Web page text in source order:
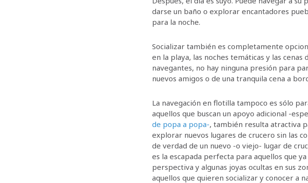
darse un baño o explorar encantadores
para la noche.
Socializar también es completamente
en la playa, las noches temáticas y las
navegantes, no hay ninguna presión para
nuevos amigos o de una tranquila cena a
La navegación en flotilla tampoco es sólo
aquellos que buscan un apoyo adicional -
de popa a popa-, también resulta atractiva
explorar nuevos lugares de crucero sin las
de verdad de un nuevo -o viejo- lugar de
es la escapada perfecta para aquellos que
perspectiva y algunas joyas ocultas en sus
aquellos que quieren socializar y conocer a